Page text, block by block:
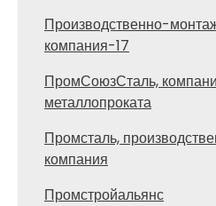
Производственно-
компания-17
ПромСоюзСталь,
металлопроката
Промсталь,
компания
Промстройальянс